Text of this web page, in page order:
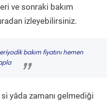
ve sonraki bakım
izleyebilirsiniz.
bakım fiyatını hemen
”
yâda zamanı gelmediği